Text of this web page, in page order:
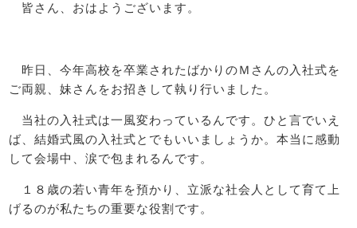
皆さん、おはようございます。
昨日、今年高校を卒業されたばかりのＭさんの入社式を
ご両親、妹さんをお招きして執り行いました。
当社の入社式は一風変わっているんです。ひと言でいえ
ば、結婚式風の入社式とでもいいましょうか。本当に感動
して会場中、涙で包まれるんです。
１８歳の若い青年を預かり、立派な社会人として育て上
げるのが私たちの重要な役割です。